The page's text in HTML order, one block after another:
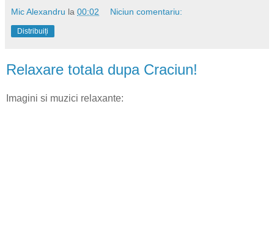
Mic Alexandru la 00:02 Niciun comentariu:
Distribuiți
Relaxare totala dupa Craciun!
Imagini si muzici relaxante: